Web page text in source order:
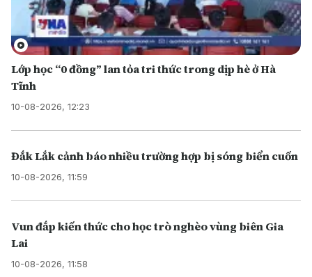
Lớp học “0 đồng” lan tỏa tri thức trong dịp hè ở Hà
Tĩnh
10-08-2026, 12:23
Đắk Lắk cảnh báo nhiều trường hợp bị sóng biển cuốn
10-08-2026, 11:59
Vun đắp kiến thức cho học trò nghèo vùng biên Gia
Lai
10-08-2026, 11:58